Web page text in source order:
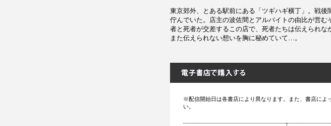
東京郊外、とある駅前にある「ツギハギ横丁」。戦
佇んでいた。店主の波佐間とアルバイトの由比が営
者と死者が交差するこの店で、死者たちは伝えられ
また伝えられない想いを胸に秘めていて…。
※配信開始日は各書店により異なります。また、書店によ
い。